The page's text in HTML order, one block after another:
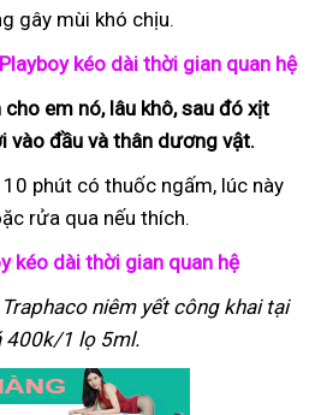
gây mùi khó chịu.
kéo dài thời gian quan hệ
em nó, lâu khô, sau đó xịt
vào đầu và thân dương vật.
phút có thuốc ngấm, lúc này
rửa qua nếu thích.
kéo dài thời gian quan hệ
niêm yết công khai tại
400k/1 lọ 5ml.